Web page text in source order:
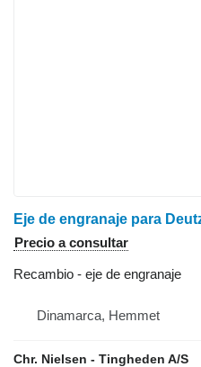
Precio a consultar
Recambio - eje de engranaje
Dinamarca, Hemmet
Chr. Nielsen - Tingheden A/S